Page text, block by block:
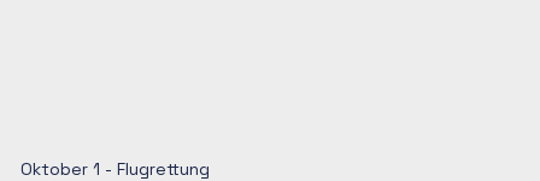
Oktober 1 - Flugrettung